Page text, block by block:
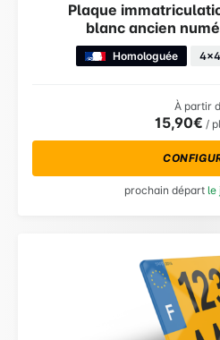
Plaque
blanc ancien
Homologuée 4x4
À partir
15,90€ /
prochain départ le